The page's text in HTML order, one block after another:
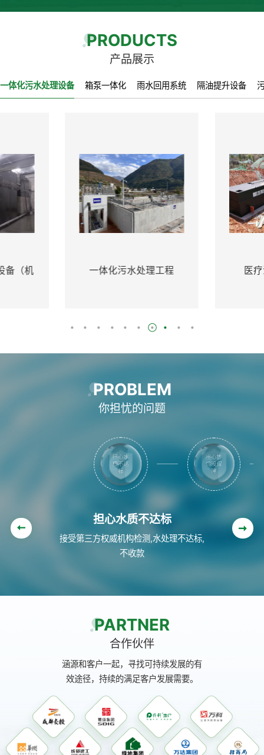
PRODUCTS
产品展示
一体化污水处理设备 箱泵一体化 雨水回用系统 隔油提升设备
工程 医疗污水处理设备 地
PROBLEM
你担忧的问题
担心价
格不实
惠
担心售后没保障
6小时内给出处理方案,24小时内到达设
备现场
PARTNER
合作伙伴
涵源和客户一起，寻找可持续发展的有
效途径，持续的满足客户发展需要。